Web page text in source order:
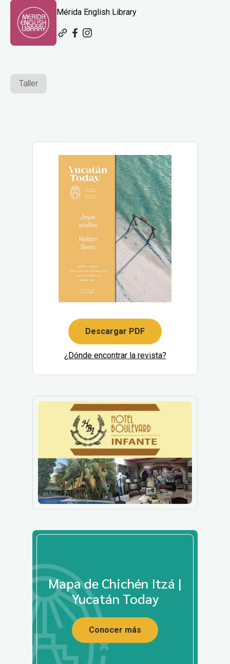
Mérida English Library
Taller
Descargar PDF
¿Dónde encontrar la revista?
Mapa de Chichén Itzá |
Yucatán Today
Conocer más